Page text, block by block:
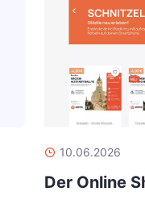
10.06.2026
Der Online